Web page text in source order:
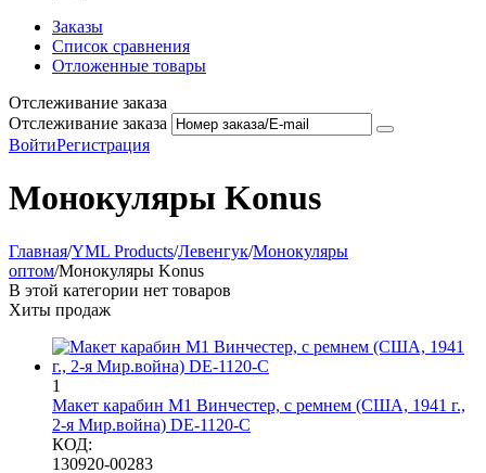
Заказы
Список сравнения
Отложенные товары
Отслеживание заказа
Отслеживание заказа
ВойтиРегистрация
Монокуляры Konus
Главная/YML Products/Левенгук/Монокуляры
оптом/Монокуляры Konus
В этой категории нет товаров
Хиты продаж
1
Макет карабин М1 Винчестер, с ремнем (США, 1941 г.,
2-я Мир.война) DE-1120-C
КОД:
130920-00283